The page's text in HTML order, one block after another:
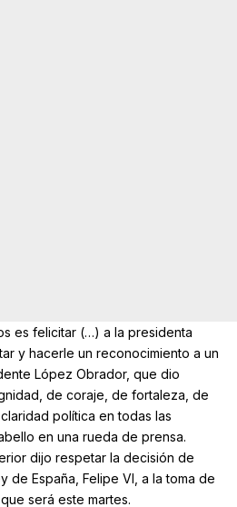
es felicitar (…) a la presidenta
y hacerle un reconocimiento a un
López Obrador, que dio
de coraje, de fortaleza, de
política en todas las
en una rueda de prensa.
dijo respetar la decisión de
de España, Felipe VI, a la toma de
será este martes.